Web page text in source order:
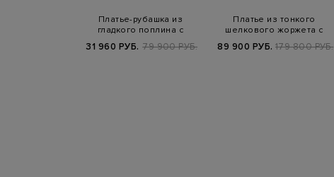
Платье-рубашка из
гладкого поплина с
31 960 РУБ. 79 900 РУБ.
Платье из тонкого
шелкового жоржета с
89 900 РУБ. 179 800 РУБ.